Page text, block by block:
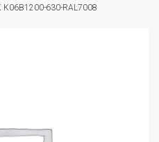
K06B1200-630-RAL7008